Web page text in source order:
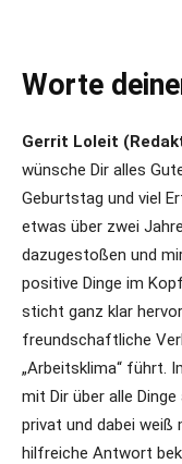
Worte
Gerrit Loleit
wünsche Dir alles
Geburtstag und viel
etwas über zwei
dazugestoßen und
positive Dinge im
sticht ganz klar
freundschaftliche
„Arbeitsklima“ führt.
mit Dir über alle
privat und dabei weiß
hilfreiche Antwort